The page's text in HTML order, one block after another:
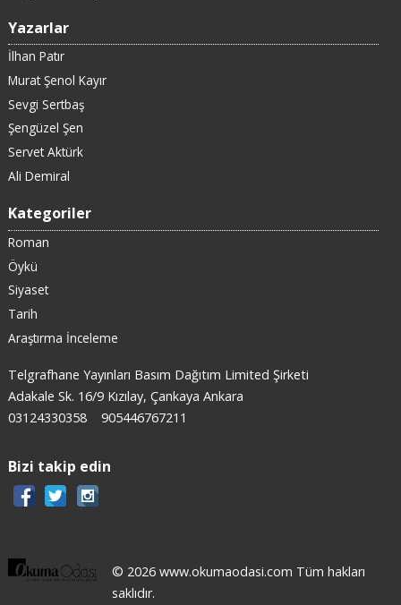
Yazarlar
İlhan Patır
Murat Şenol Kayır
Sevgi Sertbaş
Şengüzel Şen
Servet Aktürk
Ali Demiral
Kategoriler
Roman
Öykü
Siyaset
Tarih
Araştırma İnceleme
Telgrafhane Yayınları Basım Dağıtım Limited Şirketi
Adakale Sk. 16/9 Kızılay, Çankaya Ankara
03124330358
905446767211
Bizi takip edin
© 2026 www.okumaodasi.com Tüm hakları
saklıdır.